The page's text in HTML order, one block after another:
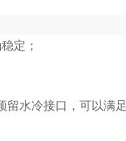
定；
水冷接口，可以满